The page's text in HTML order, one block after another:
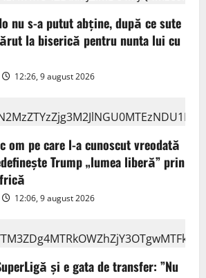
nu s-a putut abține, după ce sute
la biserică pentru nunta lui cu
12:26, 9 august 2026
om pe care l-a cunoscut vreodată
Trump „lumea liberă” prin
12:06, 9 august 2026
și e gata de transfer: ”Nu